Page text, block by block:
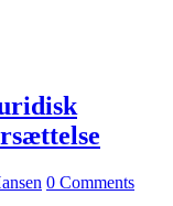
0 Comments